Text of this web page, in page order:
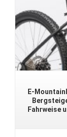
E-
Fahrweise